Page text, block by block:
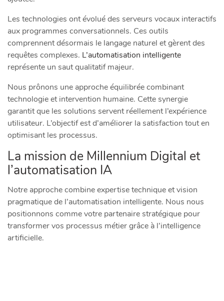
Les technologies ont évolué des serveurs vocaux interactifs
aux programmes conversationnels. Ces outils
comprennent désormais le langage naturel et gèrent des
requêtes complexes. L’automatisation intelligente
représente un saut qualitatif majeur.
Nous prônons une approche équilibrée combinant
technologie et intervention humaine. Cette synergie
garantit que les solutions servent réellement l’expérience
utilisateur. L’objectif est d’améliorer la satisfaction tout en
optimisant les processus.
La mission de Millennium Digital et
l’automatisation IA
Notre approche combine expertise technique et vision
pragmatique de l’automatisation intelligente. Nous nous
positionnons comme votre partenaire stratégique pour
transformer vos processus métier grâce à l’intelligence
artificielle.